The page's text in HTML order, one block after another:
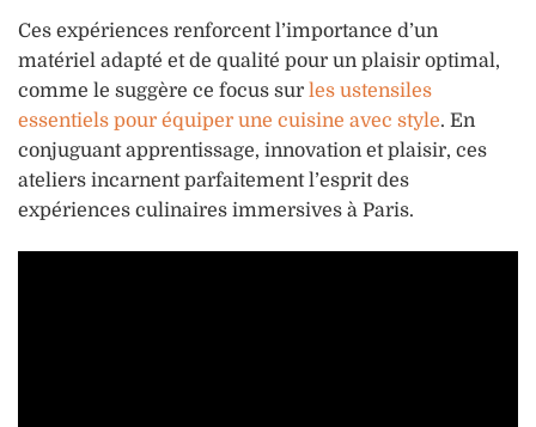
Ces expériences renforcent l’importance d’un
matériel adapté et de qualité pour un plaisir optimal,
comme le suggère ce focus sur les ustensiles
essentiels pour équiper une cuisine avec style. En
conjuguant apprentissage, innovation et plaisir, ces
ateliers incarnent parfaitement l’esprit des
expériences culinaires immersives à Paris.